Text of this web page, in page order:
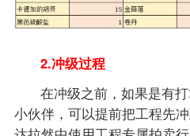
2.冲级过程
在冲级之前，如果是有
小伙伴，可以提前把工程先